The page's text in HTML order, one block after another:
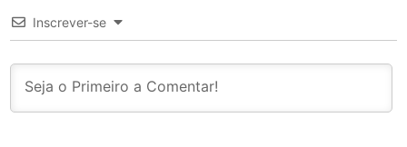
Inscrever-se